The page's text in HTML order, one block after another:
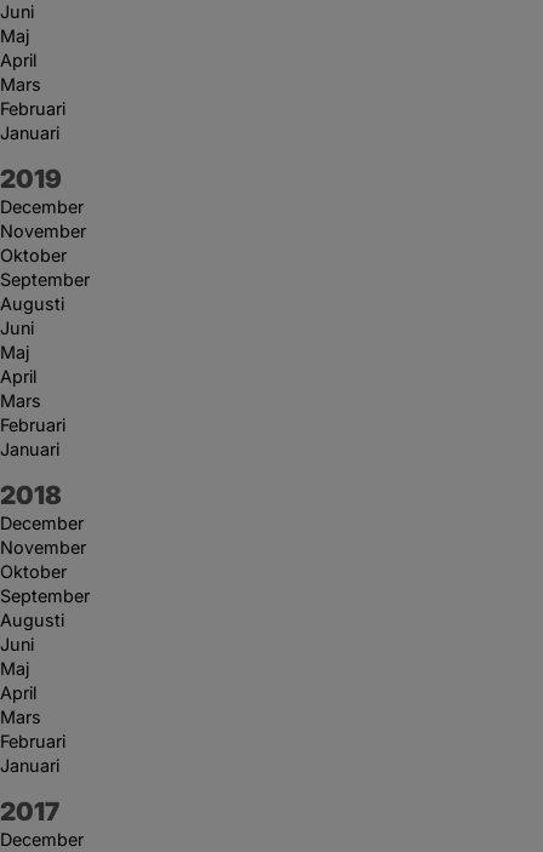
Juni
Maj
April
Mars
Februari
Januari
År:
2019
December
November
Oktober
September
Augusti
Juni
Maj
April
Mars
Februari
Januari
År:
2018
December
November
Oktober
September
Augusti
Juni
Maj
April
Mars
Februari
Januari
År:
2017
December